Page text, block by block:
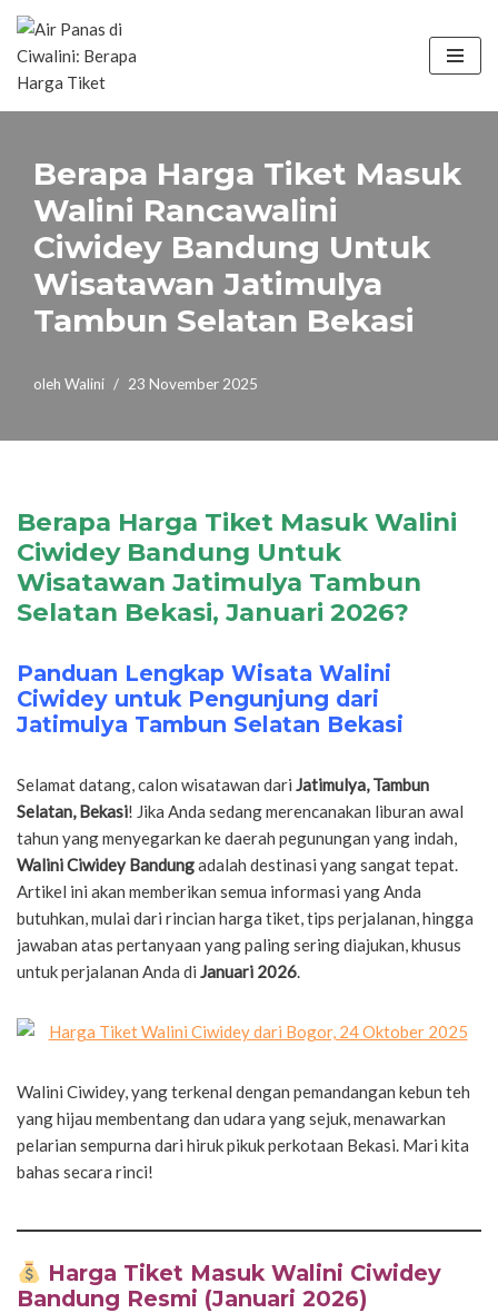
Lompat
ke
konten
Berapa Harga Tiket Masuk
Walini Rancawalini
Ciwidey Bandung Untuk
Wisatawan Jatimulya
Tambun Selatan Bekasi
oleh Walini 23 November 2025
Berapa Harga Tiket Masuk Walini
Ciwidey Bandung Untuk
Wisatawan Jatimulya Tambun
Selatan Bekasi, Januari 2026?
Panduan Lengkap Wisata Walini
Ciwidey untuk Pengunjung dari
Jatimulya Tambun Selatan Bekasi
Selamat datang, calon wisatawan dari Jatimulya, Tambun
Selatan, Bekasi! Jika Anda sedang merencanakan liburan awal
tahun yang menyegarkan ke daerah pegunungan yang indah,
Walini Ciwidey Bandungadalah destinasi yang sangat tepat.
Artikel ini akan memberikan semua informasi yang Anda
butuhkan, mulai dari rincian harga tiket, tips perjalanan, hingga
jawaban atas pertanyaan yang paling sering diajukan, khusus
untuk perjalanan Anda di Januari 2026.
Walini Ciwidey, yang terkenal dengan pemandangan kebun teh
yang hijau membentang dan udara yang sejuk, menawarkan
pelarian sempurna dari hiruk pikuk perkotaan Bekasi. Mari kita
bahas secara rinci!
Harga Tiket Masuk Walini Ciwidey
Bandung Resmi (Januari 2026)